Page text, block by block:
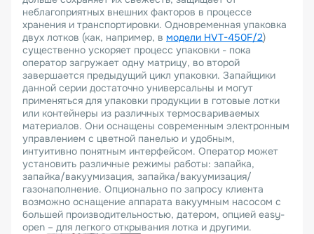
неблагоприятных внешних факторов в процессе
хранения и транспортировки. Одновременная упаковка
двух лотков (как, например, в модели HVT-450F/2)
существенно ускоряет процесс упаковки - пока
оператор загружает одну матрицу, во второй
завершается предыдущий цикл упаковки. Запайщики
данной серии достаточно универсальны и могут
применяться для упаковки продукции в готовые лотки
или контейнеры из различных термосвариваемых
материалов. Они оснащены современным электронным
управлением с цветной панелью и удобным,
интуитивно понятным интерфейсом. Оператор может
установить различные режимы работы: запайка,
запайка/вакуумизация, запайка/вакуумизация/
газонаполнение. Опционально по запросу клиента
возможно оснащение аппарата вакуумным насосом с
большей производительностью, датером, опцией easy-
open – для легкого открывания лотка и другими.